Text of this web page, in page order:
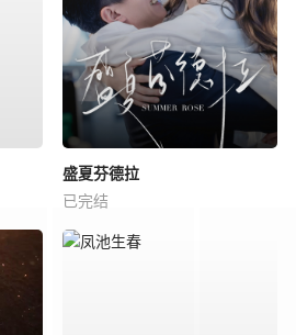
盛夏芬德拉
已完结